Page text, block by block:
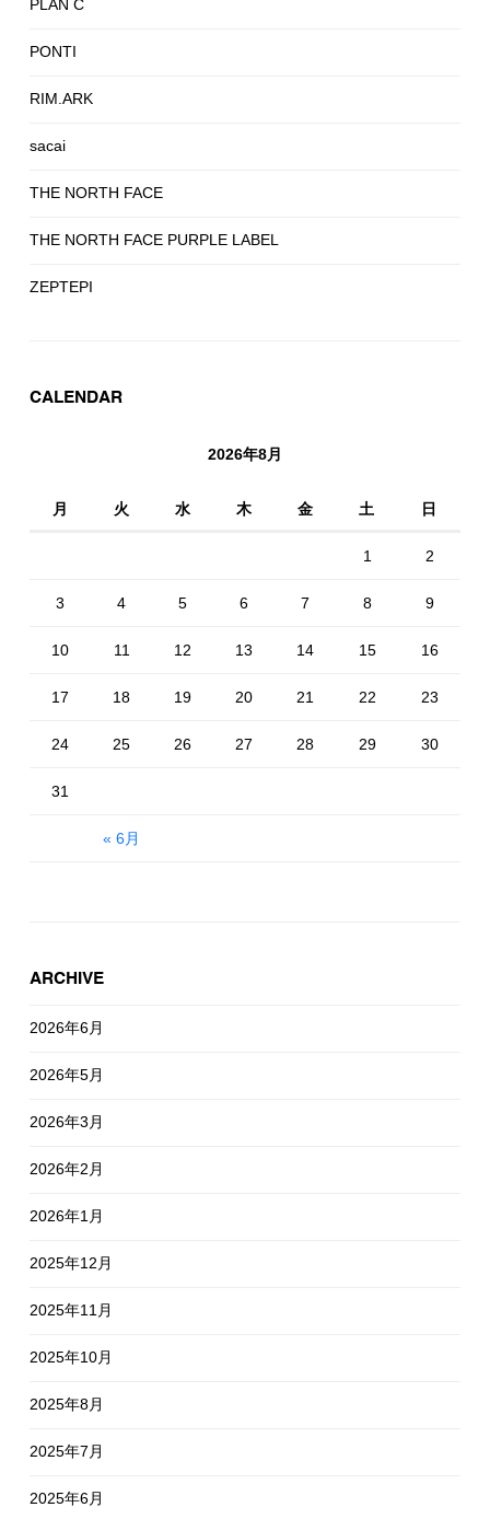
PLAN C
PONTI
RIM.ARK
sacai
THE NORTH FACE
THE NORTH FACE PURPLE LABEL
ZEPTEPI
CALENDAR
2026年8月
月 火 水 木 金 土 日
« 6月
1 2
3 4 5 6 7 8 9
10 11 12 13 14 15 16
17 18 19 20 21 22 23
24 25 26 27 28 29 30
31
ARCHIVE
2026年6月
2026年5月
2026年3月
2026年2月
2026年1月
2025年12月
2025年11月
2025年10月
2025年8月
2025年7月
2025年6月